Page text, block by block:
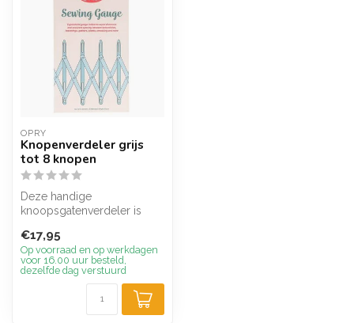
OPRY
Knopenverdeler grijs
tot 8 knopen
Deze handige
knoopsgatenverdeler is
niet alleen voor...
€17,95
Op voorraad en op werkdagen
voor 16.00 uur besteld,
dezelfde dag verstuurd